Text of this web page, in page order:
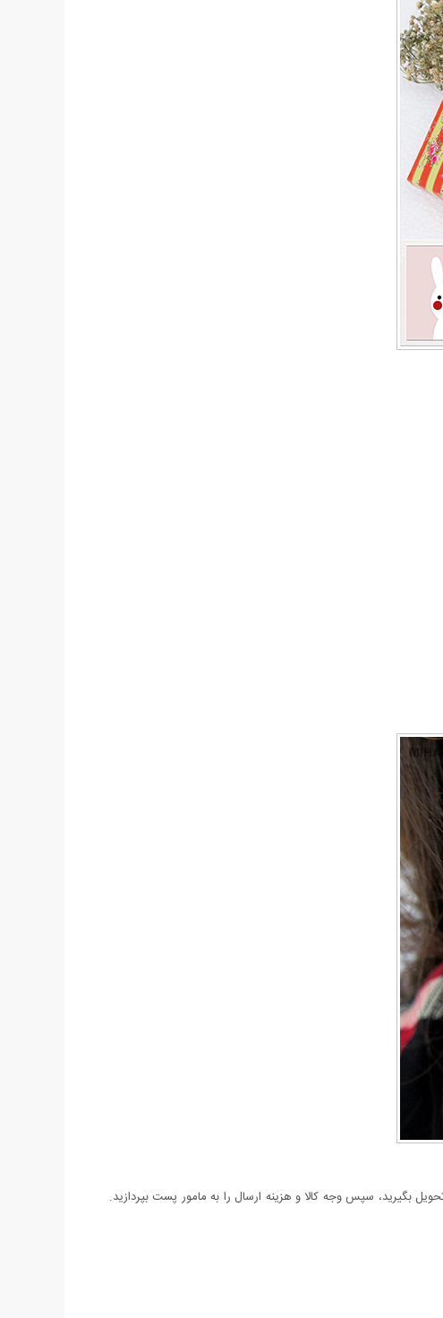
بگیرید، سپس وجه کالا و هزینه ارسال را به مامور پست بپردازید.